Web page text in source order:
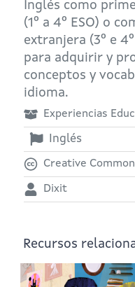
Inglés como
(1º a 4º ESO) o
extranjera (3º e
para adquirir y
conceptos y
idioma.
Experiencias
Inglés
Creative
Dixit
Recursos